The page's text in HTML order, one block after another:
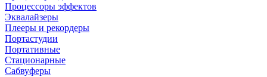
Процессоры эффектов
Эквалайзеры
Плееры и рекордеры
Портастудии
Портативные
Стационарные
Сабвуферы